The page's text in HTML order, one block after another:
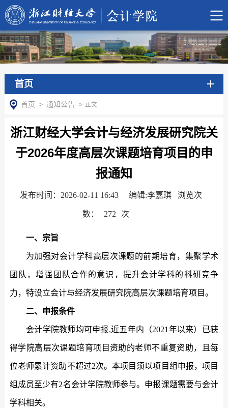
首页
首页 > 通知公告 > 正文
浙江财经大学会计与经济发展研究院关
于2026年度高层次课题培育项目的申
报通知
发布时间：2026-02-11 16:43 编辑:李嘉琪 浏览次
数： 272 次
一、宗旨
为加强对会计学科高层次课题的前期培育，集聚学术
团队，增强团队合作的意识，提升会计学科的科研竞争
力，特设立会计与经济发展研究院高层次课题培育项目。
二、申报条件
会计学院教师均可申报,近五年内（2021 年以来）已获
得学院高层次课题培育项目资助的老师不重复资助，且每
位老师累计资助不超过2次。本项目须以项目组申报，项目
组成员至少有2名会计学院教师参与。申报课题需要与会计
学科相关。